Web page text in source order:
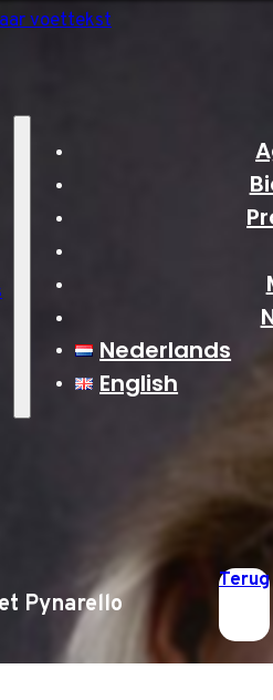
voettekst
Nederlands
English
Pynarello
Terug